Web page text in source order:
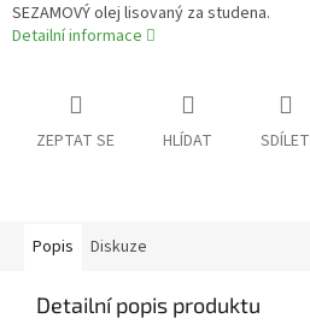
SEZAMOVÝ olej lisovaný za studena.
Detailní informace
ZEPTAT SE HLÍDAT SDÍLET
Popis Diskuze
Detailní popis produktu